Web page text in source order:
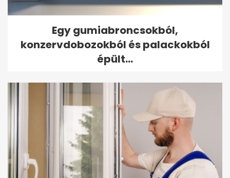
Egy gumiabroncsokból,
konzervdobozokból és palackokból
épült...